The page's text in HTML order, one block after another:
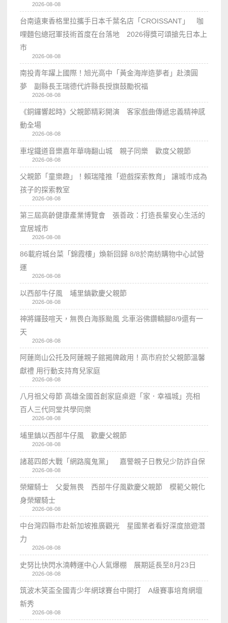
2026-08-08
台南遠東香格里拉攜手日本千葉名店「CROISSANT」 咖
哩麵包總冠軍技術首度在台落地 2026得獎可頌搶先日本上
市
2026-08-08
南投青年躍上國際！旭光高中「黃金海岸造夢者」赴澳圓
夢 副縣長王瑞德代許縣長授旗鼓勵祝福
2026-08-08
《銅鑼響起時》父親節精彩開演 客家戲曲傳遞忠義精神感
動全場
2026-08-08
車埕鐵道音樂嘉年華嗨翻山城 親子同樂 歡度父親節
2026-08-08
父親節「童樂趣」！賴瑞隆推「遊戲探索教育」 讓城市成為
孩子的探索教室
2026-08-08
第三屆高齡健康產業博覽會 張善政：打造長輩安心生活的
宜居城市
2026-08-08
86載府城台菜「錦霞樓」煥新回歸 8/8於南紡購物中心試營
運
2026-08-08
以西部牛仔風 埔里鎮歡慶父親節
2026-08-08
神將鑼鼓喧天，無畏白海豚颱風 北車浴佛鑽轎腳8/9還有一
天
2026-08-08
阿蓮崗山公托及阿蓮親子館揭牌啟用！高市府於父親節溫馨
獻禮 用行動支持育兒家庭
2026-08-08
八月祖父母節 高雄全國首創家庭桌遊「家．幸福城」亮相
百人三代同堂共學同樂
2026-08-08
埔里鎮以西部牛仔風 歡慶父親節
2026-08-08
諸葛四郎大戰「網路魔鬼黨」 嘉警親子日教兒少防詐自保
2026-08-08
榮耀騎士 父愛無畏 西部牛仔風歡慶父親節 模範父親化
身榮耀騎士
2026-08-08
中台灣四縣市赴新加坡推廣觀光 星國業者看好深度旅遊潛
力
2026-08-08
史努比快閃水湳轉運中心人氣爆棚 展期延長至8月23日
2026-08-08
筑波木笑盃全國青少年網球賽台中開打 A級賽事培育網壇
新秀
2026-08-08